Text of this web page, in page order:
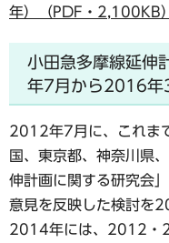
年）（PDF・2,100KB）
小田急多摩線延伸
年7月から2016年
2012年7月に、これま
国、東京都、神奈川県
伸計画に関する研究会
意見を反映した検討を
2014年には、2012・